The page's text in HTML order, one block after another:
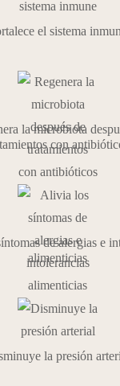
el sistema
la microbiota
con
de alergias e
alimenticias
la presión